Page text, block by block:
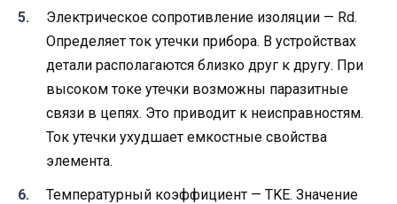
Электрическое сопротивление изоляции — Rd.
Определяет ток утечки прибора. В устройствах
детали располагаются близко друг к другу. При
высоком токе утечки возможны паразитные
связи в цепях. Это приводит к неисправностям.
Ток утечки ухудшает емкостные свойства
элемента.
Температурный коэффициент — TKE. Значение